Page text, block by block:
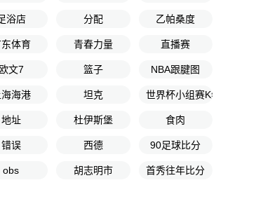
浴店 分配 乙帕桑度
东体育 青春力量 直播赛
欧文7 篮子 NBA跟腱图
海海港 坦克 世界杯小组赛K组第2轮
地址 杜伊斯堡 食肉
错误 西德 90足球比分
obs 胡志明市 首秀往年比分